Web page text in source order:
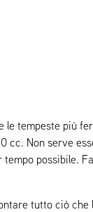
le tempeste più
cc. Non serve
tempo possibile.
tutto ciò che